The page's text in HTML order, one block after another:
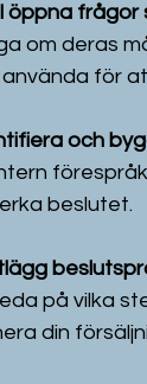
öppna frågor
om deras
använda för
och
beslutet.
på vilka
din